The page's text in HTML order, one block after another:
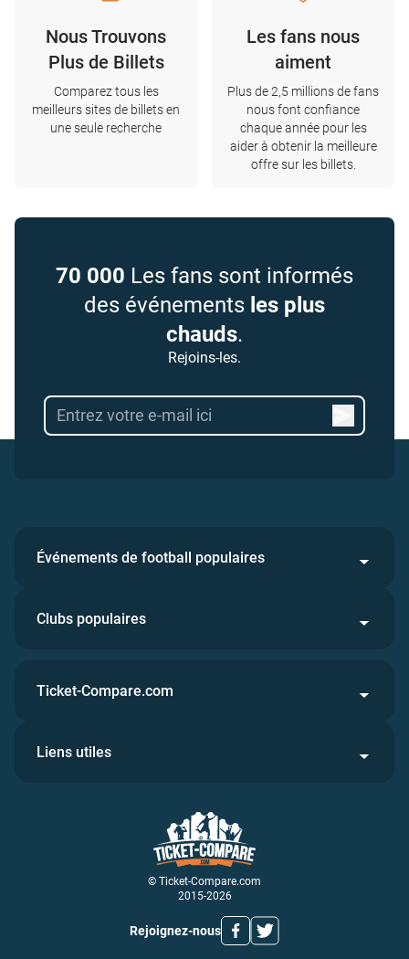
Nous Trouvons
Plus de Billets
Comparez tous les
meilleurs sites de billets en
une seule recherche
Les fans nous
aiment
Plus de 2,5 millions de fans
nous font confiance
chaque année pour les
aider à obtenir la meilleure
offre sur les billets.
70 000 Les fans sont informés
des événements les plus
chauds.
Rejoins-les.
Événements de football populaires
Clubs populaires
© Ticket-Compare.com
2015-2026
Rejoignez-nous
Ticket-Compare.com
Liens utiles